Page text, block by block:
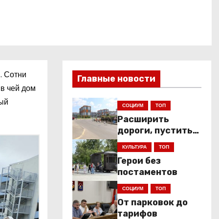
Сотни
чей дом
Главные новости
СОЦИУМ ТОП
Расширить
дороги, пустить
низкопольники
КУЛЬТУРА ТОП
Герои без
постаментов
СОЦИУМ ТОП
От парковок до
тарифов